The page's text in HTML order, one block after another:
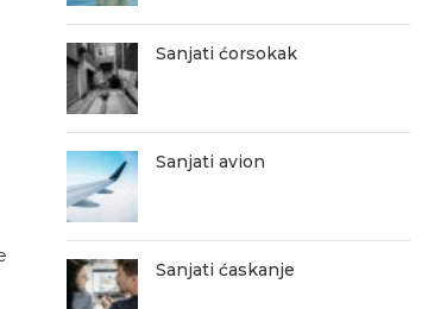
Sanjati ćorsokak
Sanjati avion
Sanjati ćaskanje